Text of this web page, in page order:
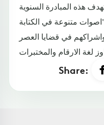
هذه المبادرة السنوية
متنوعة في الكتابة
في قضايا العصر
Share: